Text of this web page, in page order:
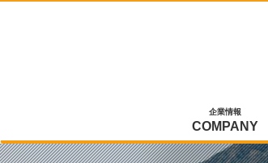
企業情報
COMPANY